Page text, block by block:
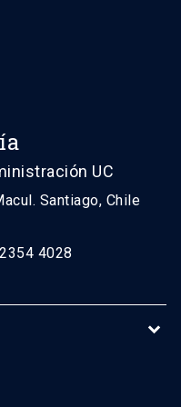
UC
Santiago, Chile
4028